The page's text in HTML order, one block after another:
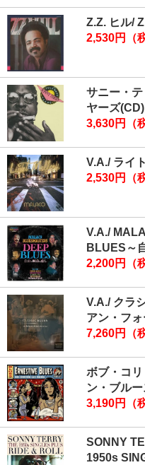
Z.Z. ヒル/
2,530円（
サニー・
ヤーズ(CD)
3,630円（
V.A./ ライ
2,530円（
V.A./
BLUES～
2,200円（
V.A./ クラ
アン・フ
7,260円（
ボブ・コ
ン・ブル
3,190円（
SONNY
1950s